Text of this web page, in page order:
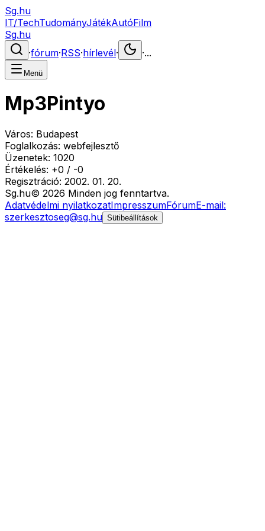
Sg.hu
IT/TechTudományJátékAutóFilm
Sg.hu
·fórum·RSS·hírlevél· ·...
Menü
Mp3Pintyo
Város: Budapest
Foglalkozás: webfejlesztő
Üzenetek: 1020
Értékelés: +0 / -0
Regisztráció: 2002. 01. 20.
Sg.hu© 2026 Minden jog fenntartva.
Adatvédelmi nyilatkozatImpresszumFórumE-mail:
szerkesztoseg@sg.hu Sütibeállítások